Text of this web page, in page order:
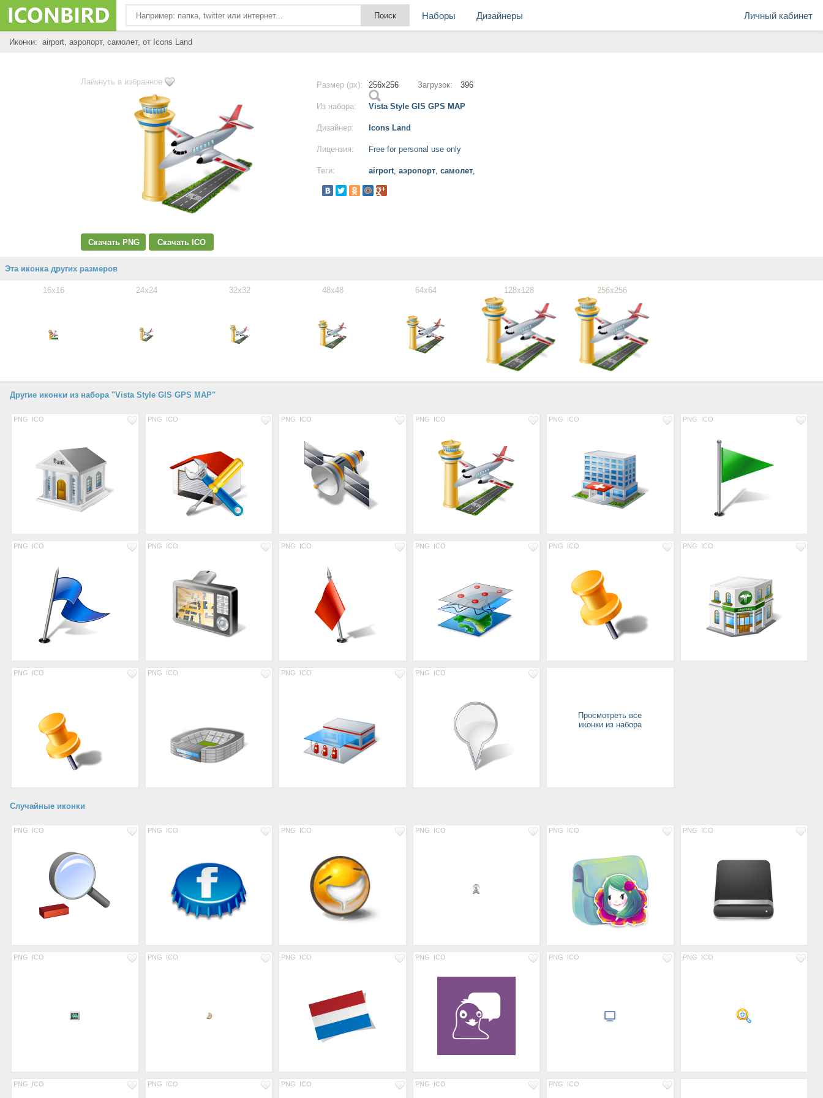
Личный кабинет
Наборы Дизайнеры
Иконки: airport, аэропорт, самолет, от Icons Land
Лайкнуть в избранное
Скачать PNG Скачать ICO
Размер (px): 256x256 Загрузок: 396
Из набора: Vista Style GIS GPS MAP
Дизайнер: Icons Land
Лицензия: Free for personal use only
Теги: airport, аэропорт, самолет,
Эта иконка других размеров
16x16 24x24 32x32 48x48 64x64 128x128 256x256
Другие иконки из набора "Vista Style GIS GPS MAP"
PNG ICO PNG ICO PNG ICO PNG ICO PNG ICO PNG ICO
PNG ICO PNG ICO PNG ICO PNG ICO PNG ICO PNG ICO
PNG ICO PNG ICO PNG ICO PNG ICO
Просмотреть все
иконки из набора
Случайные иконки
PNG ICO PNG ICO PNG ICO PNG ICO PNG ICO PNG ICO
PNG ICO PNG ICO PNG ICO PNG ICO PNG ICO PNG ICO
PNG ICO PNG ICO PNG ICO PNG ICO PNG ICO